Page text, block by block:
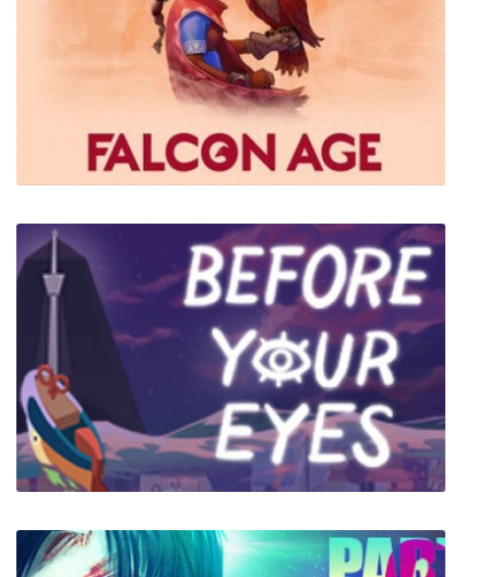
GAI Stops Auto: Right Version Simulator
Falcon Age